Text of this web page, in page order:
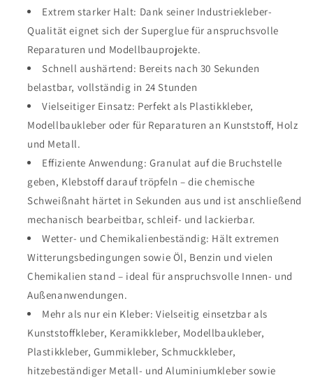
(3er
(3er
Extrem starker Halt: Dank seiner Industriekleber-
Qualität eignet sich der Superglue für anspruchsvolle
Reparaturen und Modellbauprojekte.
Schnell aushärtend: Bereits nach 30 Sekunden
belastbar, vollständig in 24 Stunden
Vielseitiger Einsatz: Perfekt als Plastikkleber,
Modellbaukleber oder für Reparaturen an Kunststoff, Holz
und Metall.
Effiziente Anwendung: Granulat auf die Bruchstelle
geben, Klebstoff darauf tröpfeln – die chemische
Schweißnaht härtet in Sekunden aus und ist anschließend
mechanisch bearbeitbar, schleif- und lackierbar.
Wetter- und Chemikalienbeständig: Hält extremen
Witterungsbedingungen sowie Öl, Benzin und vielen
Chemikalien stand – ideal für anspruchsvolle Innen- und
Außenanwendungen.
Mehr als nur ein Kleber: Vielseitig einsetzbar als
Kunststoffkleber, Keramikkleber, Modellbaukleber,
Plastikkleber, Gummikleber, Schmuckkleber,
hitzebeständiger Metall- und Aluminiumkleber sowie